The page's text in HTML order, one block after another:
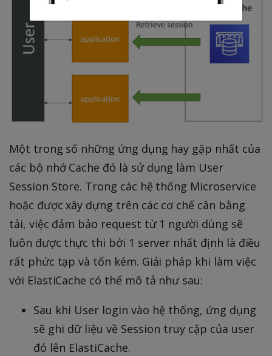
Một trong số những ứng dụng hay gặp nhất của
các bộ nhớ Cache đó là sử dụng làm User
Session Store. Trong các hệ thống Microservice
hoặc được xây dựng trên các cơ chế cân bằng
tải, việc đảm bảo request từ 1 người dùng sẽ
luôn được thực thi bởi 1 server nhất định là điều
rất phức tạp và tốn kém. Giải pháp khi làm việc
với ElastiCache có thể mô tả như sau:
Sau khi User login vào hệ thống, ứng dụng
sẽ ghi dữ liệu về Session truy cập của user
đó lên ElastiCache.